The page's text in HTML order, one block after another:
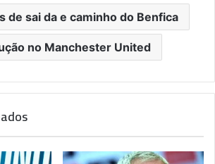
de sai da e caminho do Benfica
no Manchester United